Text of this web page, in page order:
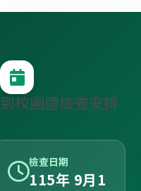
到校團體檢查安排
檢查日期
115年 9月1